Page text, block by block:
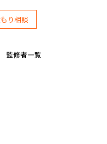
り相談
監修者一覧